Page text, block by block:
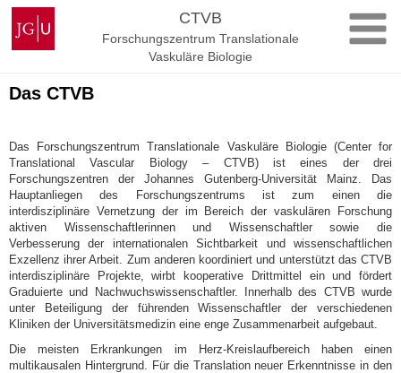
Zum
Inhalt
springen
Johannes
Gutenberg-
Universität
CTVB
Forschungszentrum Translationale
Vaskuläre Biologie
Das CTVB
Das Forschungszentrum Translationale Vaskuläre Biologie (Center for
Translational Vascular Biology – CTVB) ist eines der drei
Forschungszentren der Johannes Gutenberg-Universität Mainz. Das
Hauptanliegen des Forschungszentrums ist zum einen die
interdisziplinäre Vernetzung der im Bereich der vaskulären Forschung
aktiven Wissenschaftlerinnen und Wissenschaftler sowie die
Verbesserung der internationalen Sichtbarkeit und wissenschaftlichen
Exzellenz ihrer Arbeit. Zum anderen koordiniert und unterstützt das CTVB
interdisziplinäre Projekte, wirbt kooperative Drittmittel ein und fördert
Graduierte und Nachwuchswissenschaftler. Innerhalb des CTVB wurde
unter Beteiligung der führenden Wissenschaftler der verschiedenen
Kliniken der Universitätsmedizin eine enge Zusammenarbeit aufgebaut.
Die meisten Erkrankungen im Herz-Kreislaufbereich haben einen
multikausalen Hintergrund. Für die Translation neuer Erkenntnisse in den